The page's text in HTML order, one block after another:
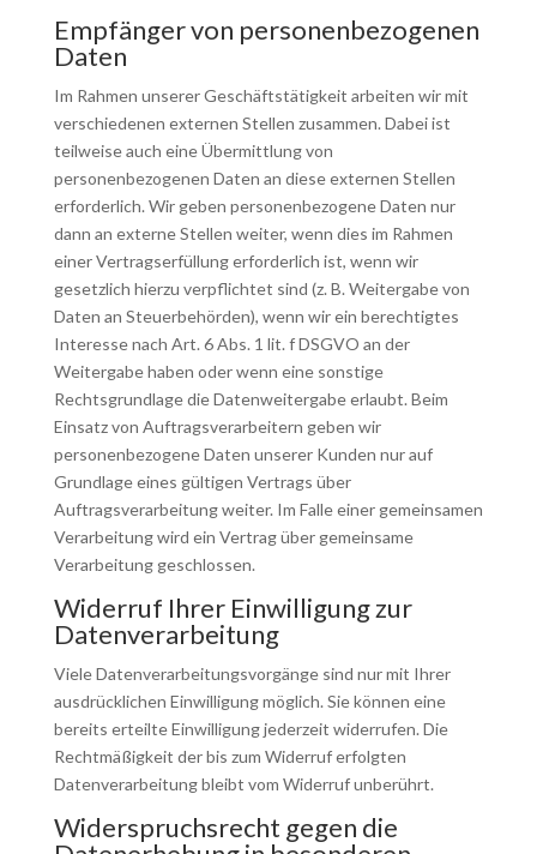
Empfänger von personenbezogenen
Daten
Im Rahmen unserer Geschäftstätigkeit arbeiten wir mit
verschiedenen externen Stellen zusammen. Dabei ist
teilweise auch eine Übermittlung von
personenbezogenen Daten an diese externen Stellen
erforderlich. Wir geben personenbezogene Daten nur
dann an externe Stellen weiter, wenn dies im Rahmen
einer Vertragserfüllung erforderlich ist, wenn wir
gesetzlich hierzu verpflichtet sind (z. B. Weitergabe von
Daten an Steuerbehörden), wenn wir ein berechtigtes
Interesse nach Art. 6 Abs. 1 lit. f DSGVO an der
Weitergabe haben oder wenn eine sonstige
Rechtsgrundlage die Datenweitergabe erlaubt. Beim
Einsatz von Auftragsverarbeitern geben wir
personenbezogene Daten unserer Kunden nur auf
Grundlage eines gültigen Vertrags über
Auftragsverarbeitung weiter. Im Falle einer gemeinsamen
Verarbeitung wird ein Vertrag über gemeinsame
Verarbeitung geschlossen.
Widerruf Ihrer Einwilligung zur
Datenverarbeitung
Viele Datenverarbeitungsvorgänge sind nur mit Ihrer
ausdrücklichen Einwilligung möglich. Sie können eine
bereits erteilte Einwilligung jederzeit widerrufen. Die
Rechtmäßigkeit der bis zum Widerruf erfolgten
Datenverarbeitung bleibt vom Widerruf unberührt.
Widerspruchsrecht gegen die